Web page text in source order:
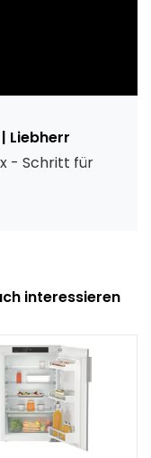
Liebherr
- Schritt für
interessieren